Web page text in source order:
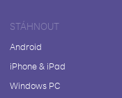
STÁHNOUT
Android
iPhone & iPad
Windows PC